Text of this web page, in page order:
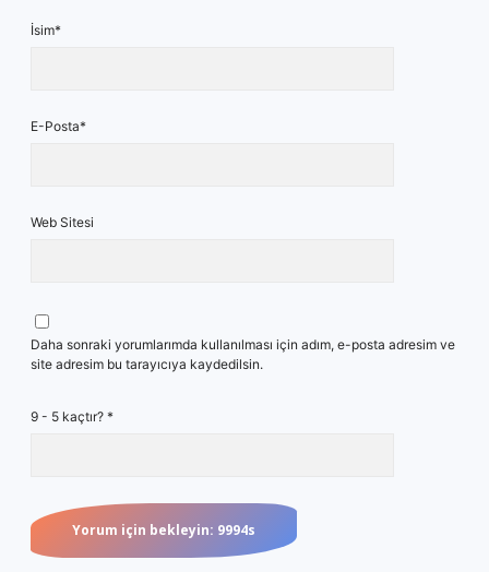
İsim*
E-Posta*
Web Sitesi
Daha sonraki yorumlarımda kullanılması için adım, e-posta adresim ve
site adresim bu tarayıcıya kaydedilsin.
9 - 5 kaçtır? *